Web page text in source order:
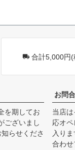
合計5,000円
を期してお
ございまし
らせくださ
お問
当店
応オ
入り
合わせ